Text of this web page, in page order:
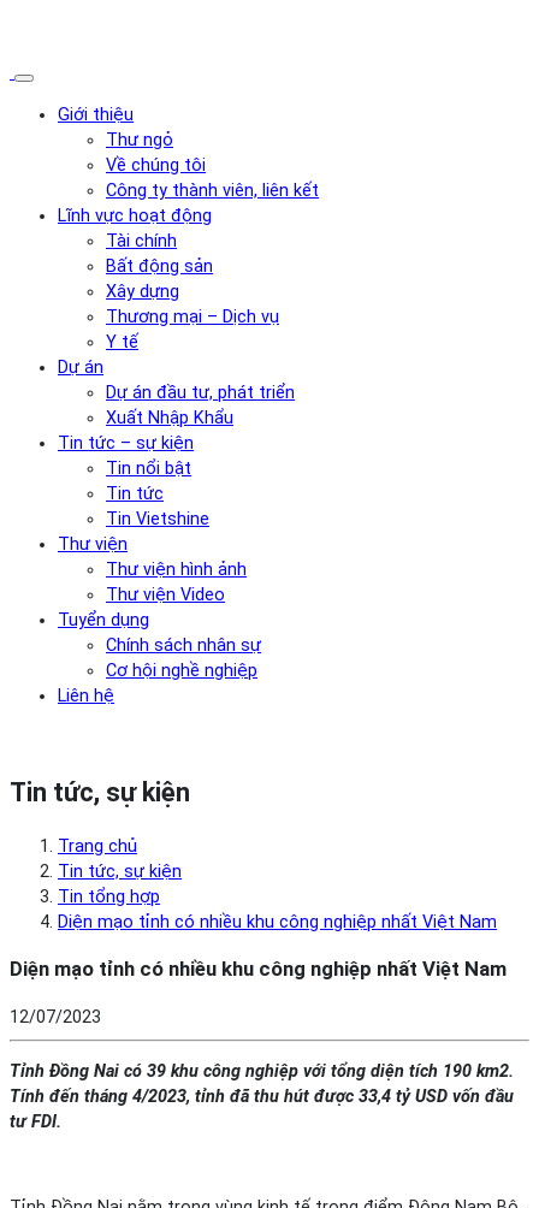
Giới thiệu
Thư ngỏ
Về chúng tôi
Công ty thành viên, liên kết
Lĩnh vực hoạt động
Tài chính
Bất động sản
Xây dựng
Thương mại – Dịch vụ
Y tế
Dự án
Dự án đầu tư, phát triển
Xuất Nhập Khẩu
Tin tức – sự kiện
Tin nổi bật
Tin tức
Tin Vietshine
Thư viện
Thư viện hình ảnh
Thư viện Video
Tuyển dụng
Chính sách nhân sự
Cơ hội nghề nghiệp
Liên hệ
Tin tức, sự kiện
Trang chủ
Tin tức, sự kiện
Tin tổng hợp
Diện mạo tỉnh có nhiều khu công nghiệp nhất Việt Nam
Diện mạo tỉnh có nhiều khu công nghiệp nhất Việt Nam
12/07/2023
Tỉnh Đồng Nai có 39 khu công nghiệp với tổng diện tích 190 km2.
Tính đến tháng 4/2023, tỉnh đã thu hút được 33,4 tỷ USD vốn đầu
tư FDI.